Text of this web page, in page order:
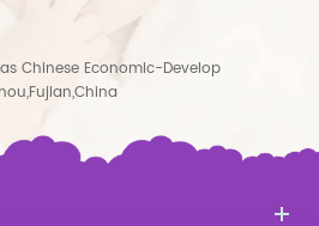
Chinese Economic-Develop